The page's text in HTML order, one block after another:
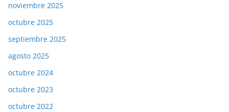
noviembre 2025
octubre 2025
septiembre 2025
agosto 2025
octubre 2024
octubre 2023
octubre 2022